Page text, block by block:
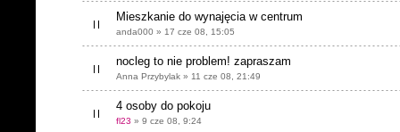
Mieszkanie do wynajęcia w centrum
anda000 » 17 cze 08, 15:05
nocleg to nie problem! zapraszam
Anna Przybylak » 11 cze 08, 21:49
4 osoby do pokoju
fl23 » 9 cze 08, 9:24